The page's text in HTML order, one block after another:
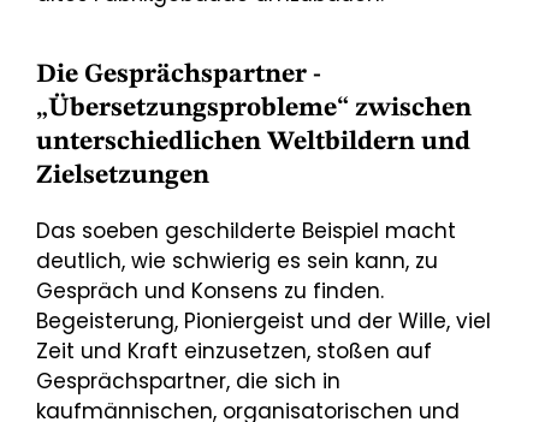
Die Gesprächspartner -
„Übersetzungsprobleme“ zwischen
unterschiedlichen Weltbildern und
Zielsetzungen
Das soeben geschilderte Beispiel macht
deutlich, wie schwierig es sein kann, zu
Gespräch und Konsens zu finden.
Begeisterung, Pioniergeist und der Wille, viel
Zeit und Kraft einzusetzen, stoßen auf
Gesprächspartner, die sich in
kaufmännischen, organisatorischen und